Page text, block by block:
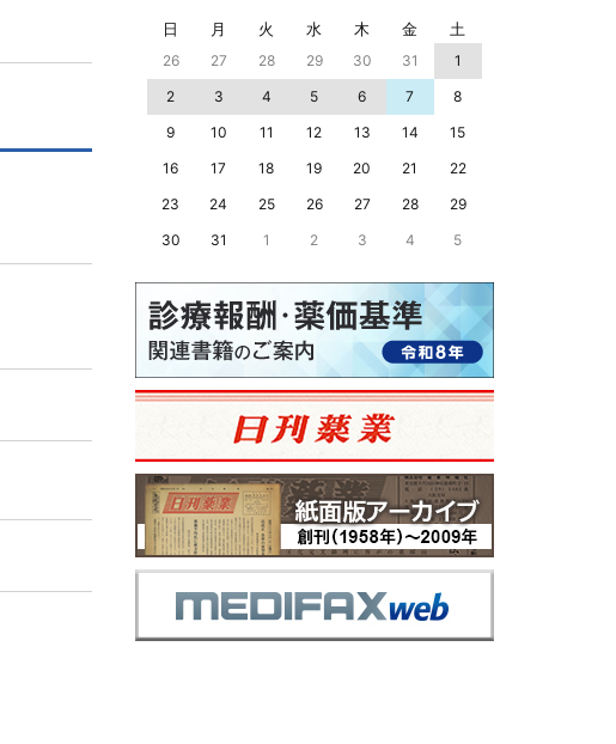
日 月 火 水 木 金 土
26 27 28 29 30 31
1
2
3 4 5 6 7
8
9
10 11 12 13 14
15
16
17 18 19 20 21
22
23
24 25 26 27 28
29
30
31 1 2 3 4 5